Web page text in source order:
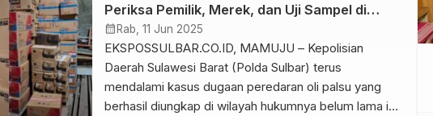
Periksa Pemilik, Merek, dan Uji Sampel di
Laboratorium
calendar_month Rab, 11 Jun 2025
EKSPOSSULBAR.CO.ID, MAMUJU – Kepolisian
Daerah Sulawesi Barat (Polda Sulbar) terus
mendalami kasus dugaan peredaran oli palsu yang
berhasil diungkap di wilayah hukumnya belum lama ini.